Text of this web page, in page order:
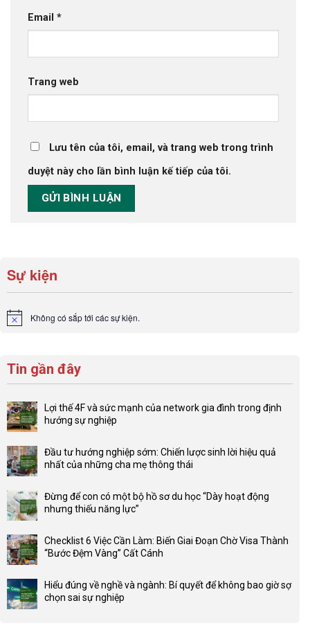
Email *
Trang web
Lưu tên của tôi, email, và trang web trong trình
duyệt này cho lần bình luận kế tiếp của tôi.
Sự kiện
Notice Không có sắp tới các sự kiện.
Tin gần đây
Lợi thế 4F và sức mạnh của network gia đình trong định
hướng sự nghiệp
có
bình
luận
Lợi
thế
sức
mạnh
network
gia
đình
Đầu tư hướng nghiệp sớm: Chiến lược sinh lời hiệu quả
nhất của những cha mẹ thông thái
bình
luận
Đầu
tư
sớm:
Chiến
Đừng để con có một bộ hồ sơ du học “Dày hoạt động
nhưng thiếu năng lực”
bình
luận
Đừng
để
Checklist 6 Việc Cần Làm: Biến Giai Đoạn Chờ Visa Thành
“Bước Đệm Vàng” Cất Cánh
bình
luận
Hiểu đúng về nghề và ngành: Bí quyết để không bao giờ sợ
chọn sai sự nghiệp